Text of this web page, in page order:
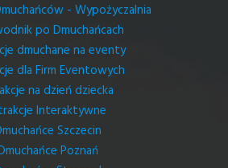
- Wypożyczalnia
po Dmuchańcach
dmuchane na eventy
dla Firm Eventowych
na dzień dziecka
Interaktywne
Szczecin
Poznań